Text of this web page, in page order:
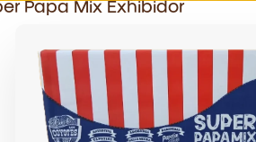
Papa Mix Exhibidor